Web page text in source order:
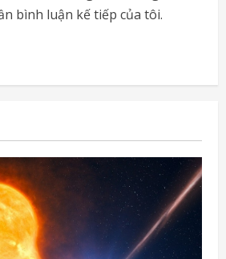
bình luận kế tiếp của tôi.